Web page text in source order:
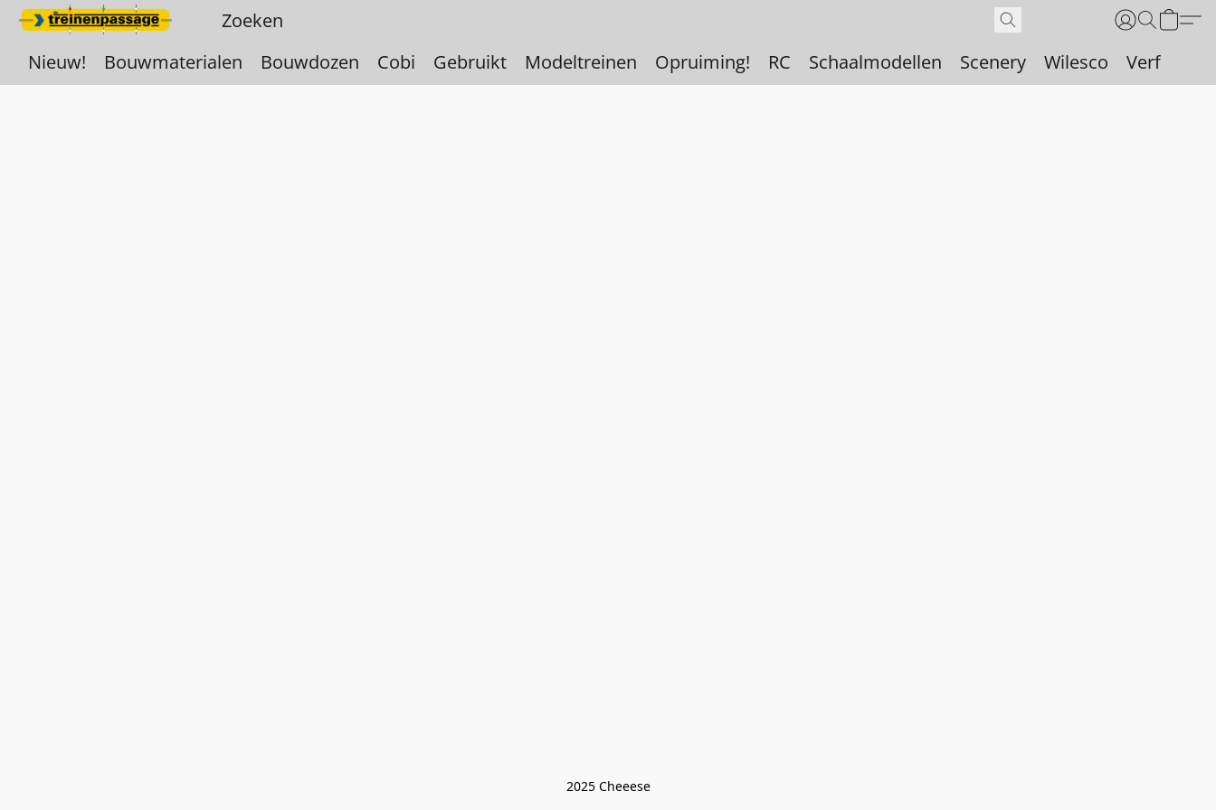
Nieuw! Bouwmaterialen Bouwdozen Cobi Gebruikt Modeltreinen Opruiming! RC Schaalmodellen Scenery Wilesco Verf
2025 Cheeese